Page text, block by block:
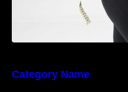
Category Name